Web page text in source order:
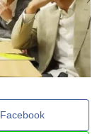
Facebook